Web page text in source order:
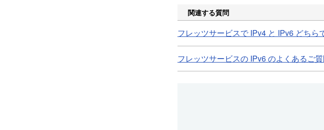
関連する質問
フレッツサービスで IPv4 と IPv6 どちら
フレッツサービスの IPv6 のよくあるご